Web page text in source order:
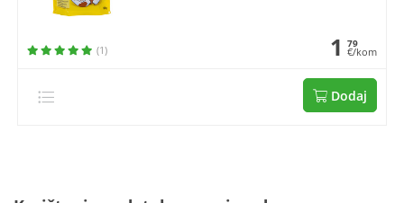
(1) 1 79
€/kom
Dodaj